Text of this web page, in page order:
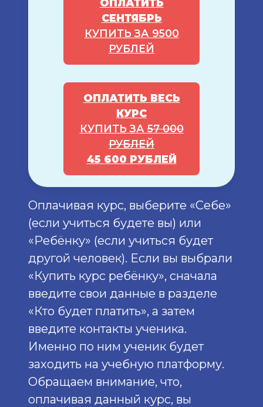
ОПЛАТИТЬ
СЕНТЯБРЬ
КУПИТЬ ЗА 9500
РУБЛЕЙ
ОПЛАТИТЬ ВЕСЬ
КУРС
КУПИТЬ ЗА57 000
РУБЛЕЙ
45 600 РУБЛЕЙ
Оплачивая курс, выберите «Себе»
(если учиться будете вы) или
«Ребёнку» (если учиться будет
другой человек). Если вы выбрали
«Купить курс ребёнку», сначала
введите свои данные в разделе
«Кто будет платить», а затем
введите контакты ученика.
Именно по ним ученик будет
заходить на учебную платформу.
Обращаем внимание, что,
оплачивая данный курс, вы